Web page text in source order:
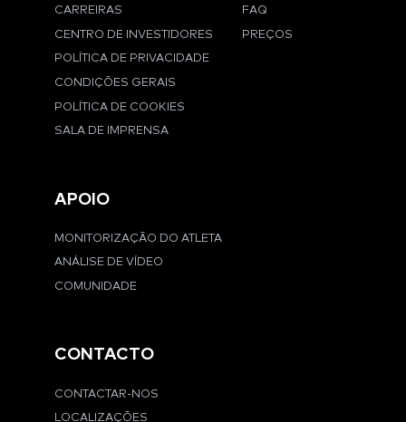
CARREIRAS
CENTRO DE INVESTIDORES
POLÍTICA DE PRIVACIDADE
CONDIÇÕES GERAIS
POLÍTICA DE COOKIES
SALA DE IMPRENSA
FAQ
PREÇOS
APOIO
MONITORIZAÇÃO DO ATLETA
ANÁLISE DE VÍDEO
COMUNIDADE
CONTACTO
CONTACTAR-NOS
LOCALIZAÇÕES